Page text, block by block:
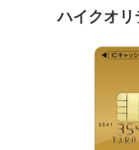
ハイクオリ